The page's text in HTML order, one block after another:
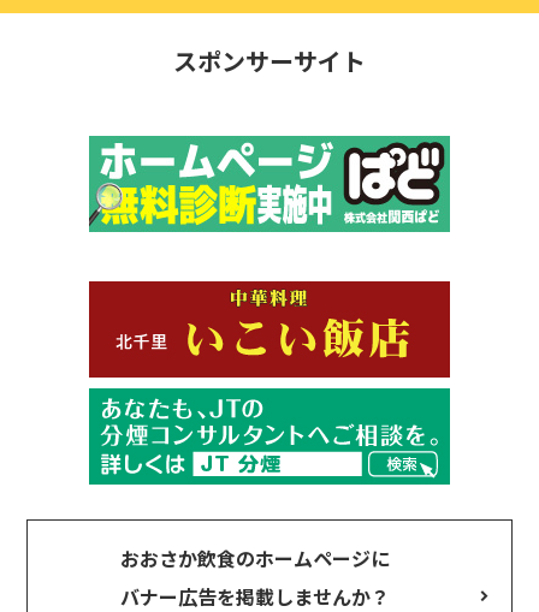
スポンサーサイト
おおさか飲食のホームページに
バナー広告を掲載しませんか？